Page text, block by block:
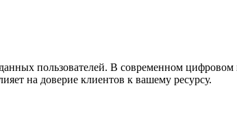
пользователей. В современном цифровом
на доверие клиентов к вашему ресурсу.